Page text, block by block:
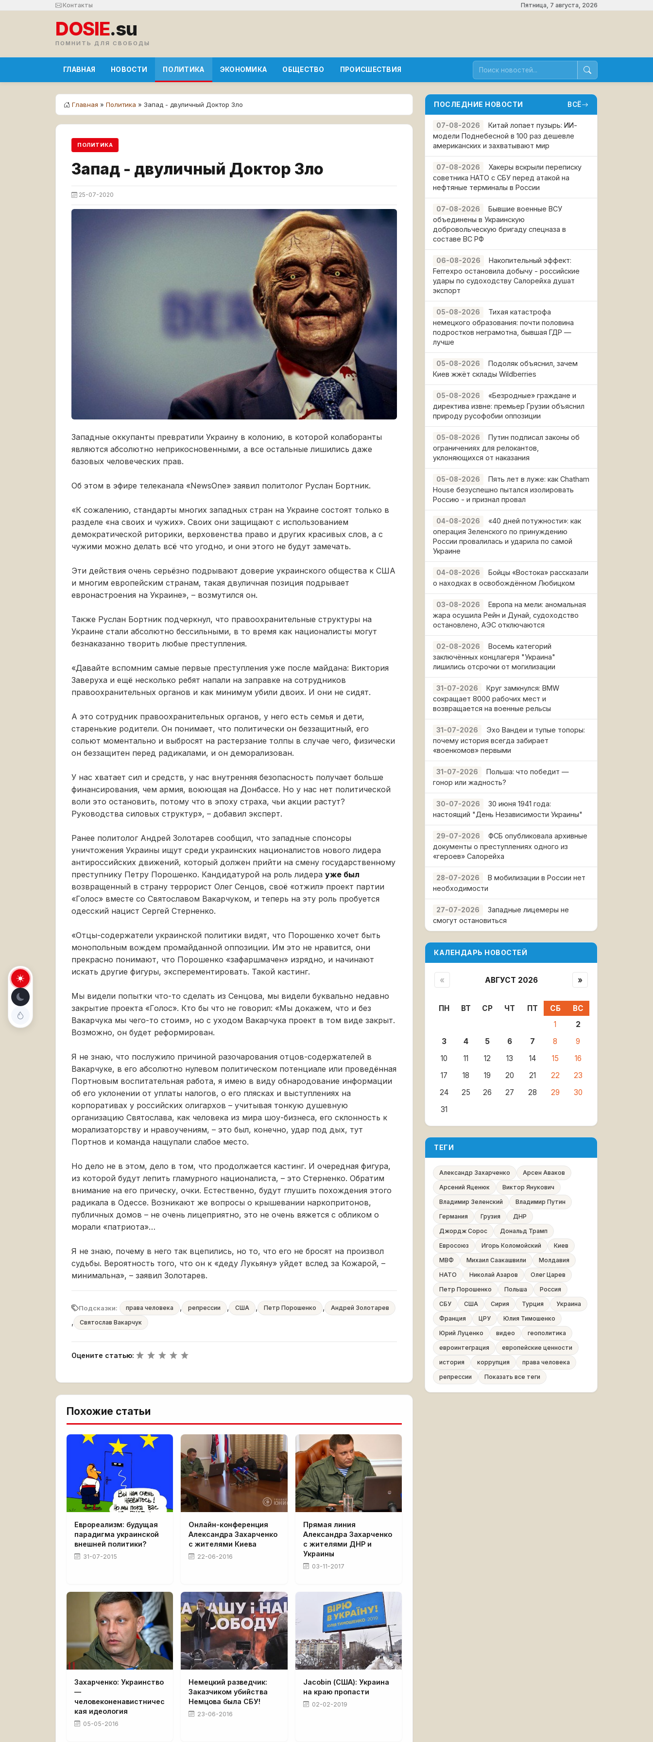
Контакты Пятница, 7 августа, 2026
DOSIE.su
ПОМНИТЬ ДЛЯ СВОБОДЫ
ГЛАВНАЯ НОВОСТИ ПОЛИТИКА ЭКОНОМИКА ОБЩЕСТВО ПРОИСШЕСТВИЯ
Главная » Политика » Запад - двуличный Доктор Зло
ПОЛИТИКА
Запад - двуличный Доктор Зло
25-07-2020
Западные оккупанты превратили Украину в колонию, в которой колаборанты
являются абсолютно неприкосновенными, а все остальные лишились даже
базовых человеческих прав.
Об этом в эфире телеканала «NewsOne» заявил политолог Руслан Бортник.
«К сожалению, стандарты многих западных стран на Украине состоят только в
разделе «на своих и чужих». Своих они защищают с использованием
демократической риторики, верховенства право и других красивых слов, а с
чужими можно делать всё что угодно, и они этого не будут замечать.
Эти действия очень серьёзно подрывают доверие украинского общества к США
и многим европейским странам, такая двуличная позиция подрывает
евронастроения на Украине», – возмутился он.
Также Руслан Бортник подчеркнул, что правоохранительные структуры на
Украине стали абсолютно бессильными, в то время как националисты могут
безнаказанно творить любые преступления.
«Давайте вспомним самые первые преступления уже после майдана: Виктория
Заверуха и ещё несколько ребят напали на заправке на сотрудников
правоохранительных органов и как минимум убили двоих. И они не сидят.
А это сотрудник правоохранительных органов, у него есть семья и дети,
старенькие родители. Он понимает, что политически он беззащитный, его
сольют моментально и выбросят на растерзание толпы в случае чего, физически
он беззащитен перед радикалами, и он деморализован.
У нас хватает сил и средств, у нас внутренняя безопасность получает больше
финансирования, чем армия, воюющая на Донбассе. Но у нас нет политической
воли это остановить, потому что в эпоху страха, чьи акции растут?
Руководства силовых структур», – добавил эксперт.
Ранее политолог Андрей Золотарев сообщил, что западные спонсоры
уничтожения Украины ищут среди украинских националистов нового лидера
антироссийских движений, который должен прийти на смену государственному
преступнику Петру Порошенко. Кандидатурой на роль лидера уже был
возвращенный в страну террорист Олег Сенцов, своё «отжил» проект партии
«Голос» вместе со Святославом Вакарчуком, и теперь на эту роль пробуется
одесский нацист Сергей Стерненко.
«Отцы-содержатели украинской политики видят, что Порошенко хочет быть
монопольным вождем промайданной оппозиции. Им это не нравится, они
прекрасно понимают, что Порошенко «зафаршмачен» изрядно, и начинают
искать другие фигуры, эксперементировать. Такой кастинг.
Мы видели попытки что-то сделать из Сенцова, мы видели буквально недавно
закрытие проекта «Голос». Кто бы что не говорил: «Мы докажем, что и без
Вакарчука мы чего-то стоим», но с уходом Вакарчука проект в том виде закрыт.
Возможно, он будет реформирован.
Я не знаю, что послужило причиной разочарования отцов-содержателей в
Вакарчуке, в его абсолютно нулевом политическом потенциале или проведённая
Портновым воспитательная работа, я имею в виду обнародование информации
об его уклонении от уплаты налогов, о его плясках и выступлениях на
корпоративах у российских олигархов – учитывая тонкую душевную
организацию Святослава, как человека из мира шоу-бизнеса, его склонность к
морализаторству и нравоучениям, – это был, конечно, удар под дых, тут
Портнов и команда нащупали слабое место.
Но дело не в этом, дело в том, что продолжается кастинг. И очередная фигура,
из которой будут лепить гламурного националиста, – это Стерненко. Обратим
внимание на его прическу, очки. Естественно, будут глушить похождения этого
радикала в Одессе. Возникают же вопросы о крышевании наркопритонов,
публичных домов – не очень лицеприятно, это не очень вяжется с обликом о
морали «патриота»…
Я не знаю, почему в него так вцепились, но то, что его не бросят на произвол
судьбы. Вероятность того, что он к «деду Лукьяну» уйдет вслед за Кожарой, –
минимальна», – заявил Золотарев.
Подсказки: права человека , репрессии , США , Петр Порошенко , Андрей Золотарев
, Святослав Вакарчук
Оцените статью:
Похожие статьи
Еврореализм: будущая
парадигма украинской
внешней политики?
31-07-2015
Онлайн-конференция
Александра Захарченко
с жителями Киева
22-06-2016
Прямая линия
Александра Захарченко
с жителями ДНР и
Украины
03-11-2017
Захарченко: Украинство
—
человеконенавистничес
кая идеология
05-05-2016
Немецкий разведчик:
Заказчиком убийства
Немцова была СБУ!
23-06-2016
Jacobin (США): Украина
на краю пропасти
02-02-2019
ПОСЛЕДНИЕ НОВОСТИ ВСЁ
07-08-2026
Китай лопает пузырь: ИИ-
модели Поднебесной в 100 раз дешевле
американских и захватывают мир
07-08-2026
Хакеры вскрыли переписку
советника НАТО с СБУ перед атакой на
нефтяные терминалы в России
07-08-2026
Бывшие военные ВСУ
объединены в Украинскую
добровольческую бригаду спецназа в
составе ВС РФ
06-08-2026
Накопительный эффект:
Ferrexpo остановила добычу - российские
удары по судоходству Салорейха душат
экспорт
05-08-2026
Тихая катастрофа
немецкого образования: почти половина
подростков неграмотна, бывшая ГДР —
лучше
05-08-2026
Подоляк объяснил, зачем
Киев жжёт склады Wildberries
05-08-2026
«Безродные» граждане и
директива извне: премьер Грузии объяснил
природу русофобии оппозиции
05-08-2026
Путин подписал законы об
ограничениях для релокантов,
уклоняющихся от наказания
05-08-2026
Пять лет в луже: как Chatham
House безуспешно пытался изолировать
Россию - и признал провал
04-08-2026
«40 дней потужности»: как
операция Зеленского по принуждению
России провалилась и ударила по самой
Украине
04-08-2026
Бойцы «Востока» рассказали
о находках в освобождённом Любицком
03-08-2026
Европа на мели: аномальная
жара осушила Рейн и Дунай, судоходство
остановлено, АЭС отключаются
02-08-2026
Восемь категорий
заключённых концлагеря "Украина"
лишились отсрочки от могилизации
31-07-2026
Круг замкнулся: BMW
сокращает 8000 рабочих мест и
возвращается на военные рельсы
31-07-2026
Эхо Вандеи и тупые топоры:
почему история всегда забирает
«военкомов» первыми
31-07-2026
Польша: что победит —
гонор или жадность?
30-07-2026
30 июня 1941 года:
настоящий "День Независимости Украины"
29-07-2026
ФСБ опубликовала архивные
документы о преступлениях одного из
«героев» Салорейха
28-07-2026
В мобилизации в России нет
необходимости
27-07-2026
Западные лицемеры не
смогут остановиться
КАЛЕНДАРЬ НОВОСТЕЙ
« АВГУСТ 2026 »
ПН ВТ СР ЧТ ПТ СБ
ВС
1
2
3
4 5 6 7 8
9
10
11 12 13 14 15
16
17
18 19 20 21 22
23
24
25 26 27 28 29
30
31
ТЕГИ
Александр Захарченко
Арсен Аваков
Арсений Яценюк
Виктор Янукович
Владимир Зеленский
Владимир Путин
Германия
Грузия
ДНР
Джордж Сорос
Дональд Трамп
Евросоюз
Игорь Коломойский
Киев
МВФ
Михаил Саакашвили
Молдавия
НАТО
Николай Азаров
Олег Царев
Петр Порошенко
Польша
Россия
СБУ
США Сирия Турция
Украина
Франция
ЦРУ
Юлия Тимошенко
Юрий Луценко
видео
геополитика
евроинтеграция
европейские ценности
история
коррупция
права человека
репрессии
Показать все теги